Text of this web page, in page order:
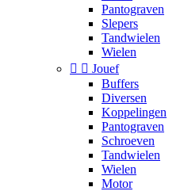
Pantograven
Slepers
Tandwielen
Wielen
  Jouef
Buffers
Diversen
Koppelingen
Pantograven
Schroeven
Tandwielen
Wielen
Motor